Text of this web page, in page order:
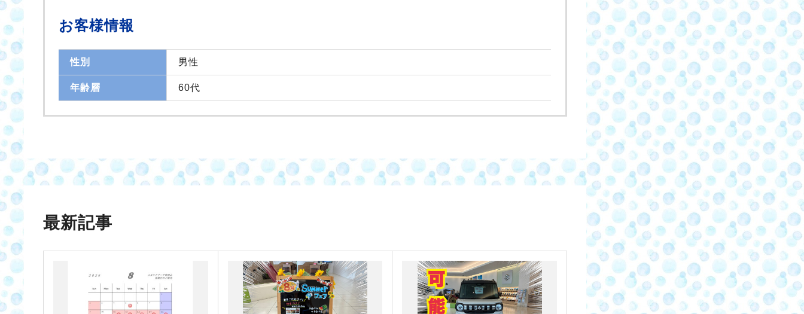
お客様情報
性別 男性
年齢層 60代
最新記事